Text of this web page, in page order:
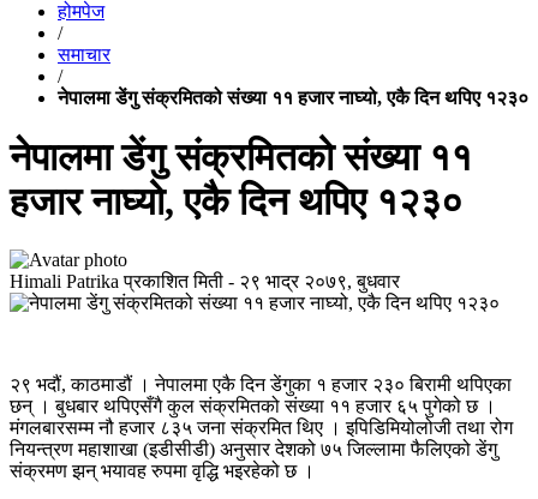
होमपेज
/
समाचार
/
नेपालमा डेंगु संक्रमितको संख्या ११ हजार नाघ्यो, एकै दिन थपिए १२३०
नेपालमा डेंगु संक्रमितको संख्या ११
हजार नाघ्यो, एकै दिन थपिए १२३०
Himali Patrika प्रकाशित मिती - २९ भाद्र २०७९, बुधवार
२९ भदौं, काठमाडौं । नेपालमा एकै दिन डेंगुका १ हजार २३० बिरामी थपिएका
छन् । बुधबार थपिएसँगै कुल संक्रमितको संख्या ११ हजार ६५ पुगेको छ ।
मंगलबारसम्म नौ हजार ८३५ जना संक्रमित थिए । इपिडिमियोलोजी तथा रोग
नियन्त्रण महाशाखा (इडीसीडी) अनुसार देशको ७५ जिल्लामा फैलिएको डेंगु
संक्रमण झन् भयावह रुपमा वृद्धि भइरहेको छ ।